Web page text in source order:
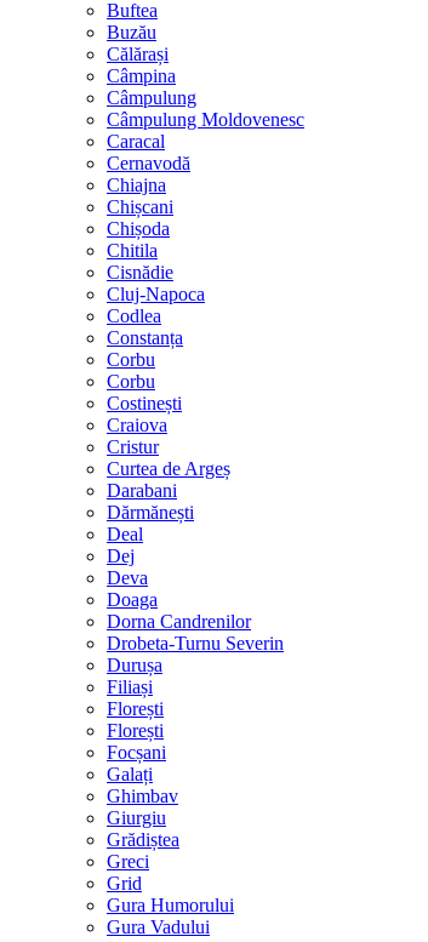
Buftea
Buzău
Călărași
Câmpina
Câmpulung
Câmpulung Moldovenesc
Caracal
Cernavodă
Chiajna
Chișcani
Chișoda
Chitila
Cisnădie
Cluj-Napoca
Codlea
Constanța
Corbu
Corbu
Costinești
Craiova
Cristur
Curtea de Argeș
Darabani
Dărmănești
Deal
Dej
Deva
Doaga
Dorna Candrenilor
Drobeta-Turnu Severin
Durușa
Filiași
Florești
Florești
Focșani
Galați
Ghimbav
Giurgiu
Grădiștea
Greci
Grid
Gura Humorului
Gura Vadului